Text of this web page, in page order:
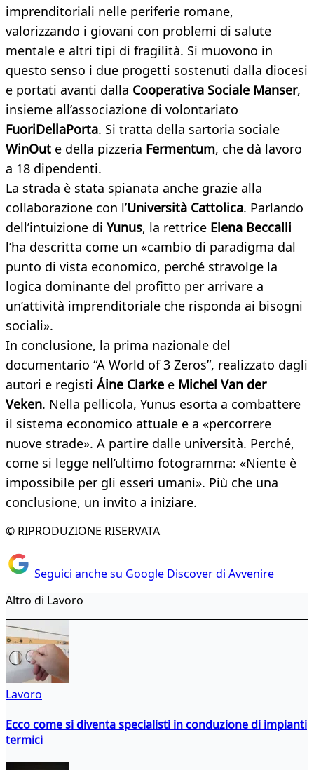
imprenditoriali nelle periferie romane,
valorizzando i giovani con problemi di salute
mentale e altri tipi di fragilità. Si muovono in
questo senso i due progetti sostenuti dalla diocesi
e portati avanti dalla Cooperativa Sociale Manser,
insieme all’associazione di volontariato
FuoriDellaPorta. Si tratta della sartoria sociale
WinOut e della pizzeria Fermentum, che dà lavoro
a 18 dipendenti.
La strada è stata spianata anche grazie alla
collaborazione con l’Università Cattolica. Parlando
dell’intuizione di Yunus, la rettrice Elena Beccalli
l’ha descritta come un «cambio di paradigma dal
punto di vista economico, perché stravolge la
logica dominante del profitto per arrivare a
un’attività imprenditoriale che risponda ai bisogni
sociali».
In conclusione, la prima nazionale del
documentario “A World of 3 Zeros”, realizzato dagli
autori e registi Áine Clarke e Michel Van der
Veken. Nella pellicola, Yunus esorta a combattere
il sistema economico attuale e a «percorrere
nuove strade». A partire dalle università. Perché,
come si legge nell’ultimo fotogramma: «Niente è
impossibile per gli esseri umani». Più che una
conclusione, un invito a iniziare.
© RIPRODUZIONE RISERVATA
Seguici anche su Google Discover di Avvenire
Altro di Lavoro
Lavoro
Ecco come si diventa specialisti in conduzione di impianti
termici